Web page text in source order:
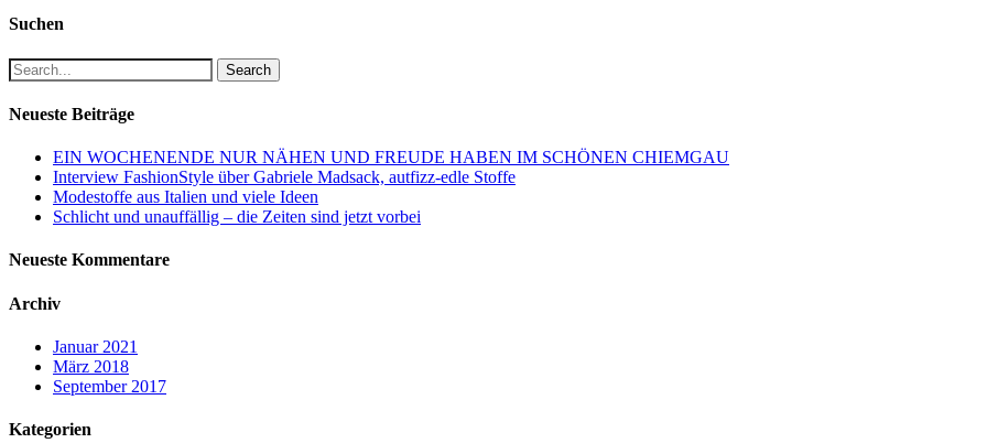
Suchen
Search
Neueste Beiträge
EIN WOCHENENDE NUR NÄHEN UND FREUDE HABEN IM SCHÖNEN CHIEMGAU
Interview FashionStyle über Gabriele Madsack, autfizz-edle Stoffe
Modestoffe aus Italien und viele Ideen
Schlicht und unauffällig – die Zeiten sind jetzt vorbei
Neueste Kommentare
Archiv
Januar 2021
März 2018
September 2017
Kategorien